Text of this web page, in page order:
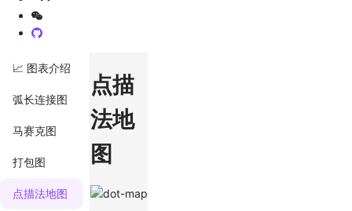
📈 图表介绍
弧长连接图
马赛克图
打包图
点描法地图
点描
法地
图